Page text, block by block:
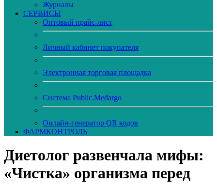
Журналы
CЕРВИСЫ
Оптовый прайс-лист
Личный кабинет покупателя
Электронная торговая площадка
Система Public.Medargo
Онлайн-генератор QR кодов
ФАРМКОНТРОЛЬ
Диетолог развенчала мифы:
«Чистка» организма перед